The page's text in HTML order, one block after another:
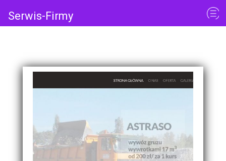
Serwis-Firmy